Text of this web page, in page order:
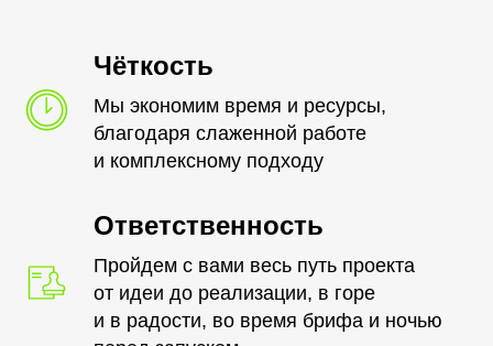
Чёткость
Мы экономим время и ресурсы,
благодаря слаженной работе
и комплексному подходу
Ответственность
Пройдем с вами весь путь проекта
от идеи до реализации, в горе
и в радости, во время брифа и ночью